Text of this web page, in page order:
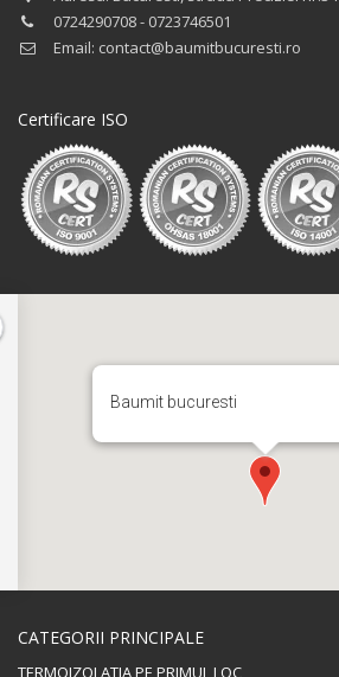
0724290708 - 0723746501
Email: contact@baumitbucuresti.ro
Certificare ISO
Baumit bucuresti
CATEGORII PRINCIPALE
TERMOIZOLATIA PE PRIMUL LOC